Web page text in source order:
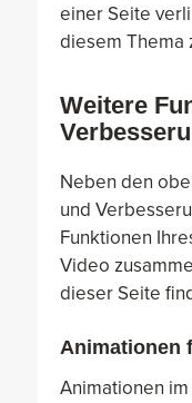
einer Seite
diesem Thema
Weitere
Neben den
und
Funktionen
Video
dieser Seite
Animationen
Animationen